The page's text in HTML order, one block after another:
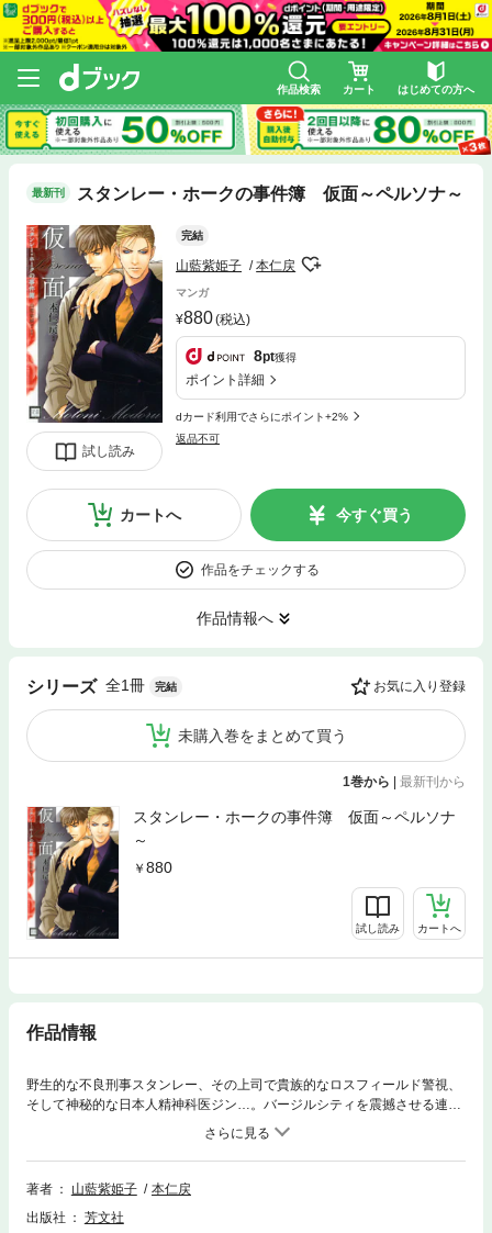
作品検索 カート はじめての方へ
最新刊 スタンレー・ホークの事件簿 仮面～ペルソナ～
試し読み
完結
山藍紫姫子 本仁戻
マンガ
880(税込)
8pt獲得
ポイント詳細
dカード利用でさらにポイント+2%
返品不可
カートへ 今すぐ買う
作品をチェックする
作品情報へ
シリーズ 全1冊 完結 お気に入り登録
未購入巻をまとめて買う
1巻から | 最新刊から
スタンレー・ホークの事件簿 仮面～ペルソナ
～
880
試し読み カートへ
作品情報
野生的な不良刑事スタンレー、その上司で貴族的なロスフィールド警視、
そして神秘的な日本人精神科医ジン…。バージルシティを震撼させる連続
殺人事件を担当するスタンレー刑事は、やがて予想もつかない恋の罠に堕
ちてしまい―――。甘く危険な香りに包まれた3人の美しき男が織り成す
究極の耽美ロマンス。耽美小説の女王・山藍紫姫子の代表作を、BLコミッ
クの鬼才・本仁戻が、オリジナル描きおろし作もプラスして、待望のコミ
著者 山藍紫姫子
本仁戻
出版社
芳文社